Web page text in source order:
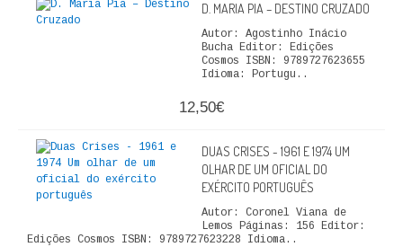
D. MARIA PIA – DESTINO CRUZADO
Autor: Agostinho Inácio
Bucha Editor: Edições
Cosmos ISBN: 9789727623655
Idioma: Portugu..
12,50€
DUAS CRISES - 1961 E 1974 UM
OLHAR DE UM OFICIAL DO
EXÉRCITO PORTUGUÊS
Autor: Coronel Viana de
Lemos Páginas: 156 Editor:
Edições Cosmos ISBN: 9789727623228 Idioma..